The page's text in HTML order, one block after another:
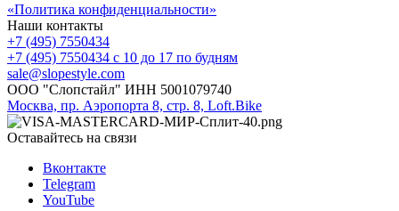
«Политика конфиденциальности»
Наши контакты
+7 (495) 7550434
+7 (495) 7550434 с 10 до 17 по будням
sale@slopestyle.com
ООО "Слопстайл" ИНН 5001079740
Москва, пр. Аэропорта 8, стр. 8, Loft.Bike
Оставайтесь на связи
Вконтакте
Telegram
YouTube